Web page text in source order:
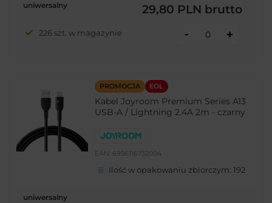
uniwersalny 29,80 PLN brutto
226 szt. w magazynie - +
PROMOCJA EOL
Kabel Joyroom Premium Series A13
USB-A / Lightning 2.4A 2m - czarny
EAN: 6956116732004
Ilość w opakowaniu zbiorczym:192
uniwersalny